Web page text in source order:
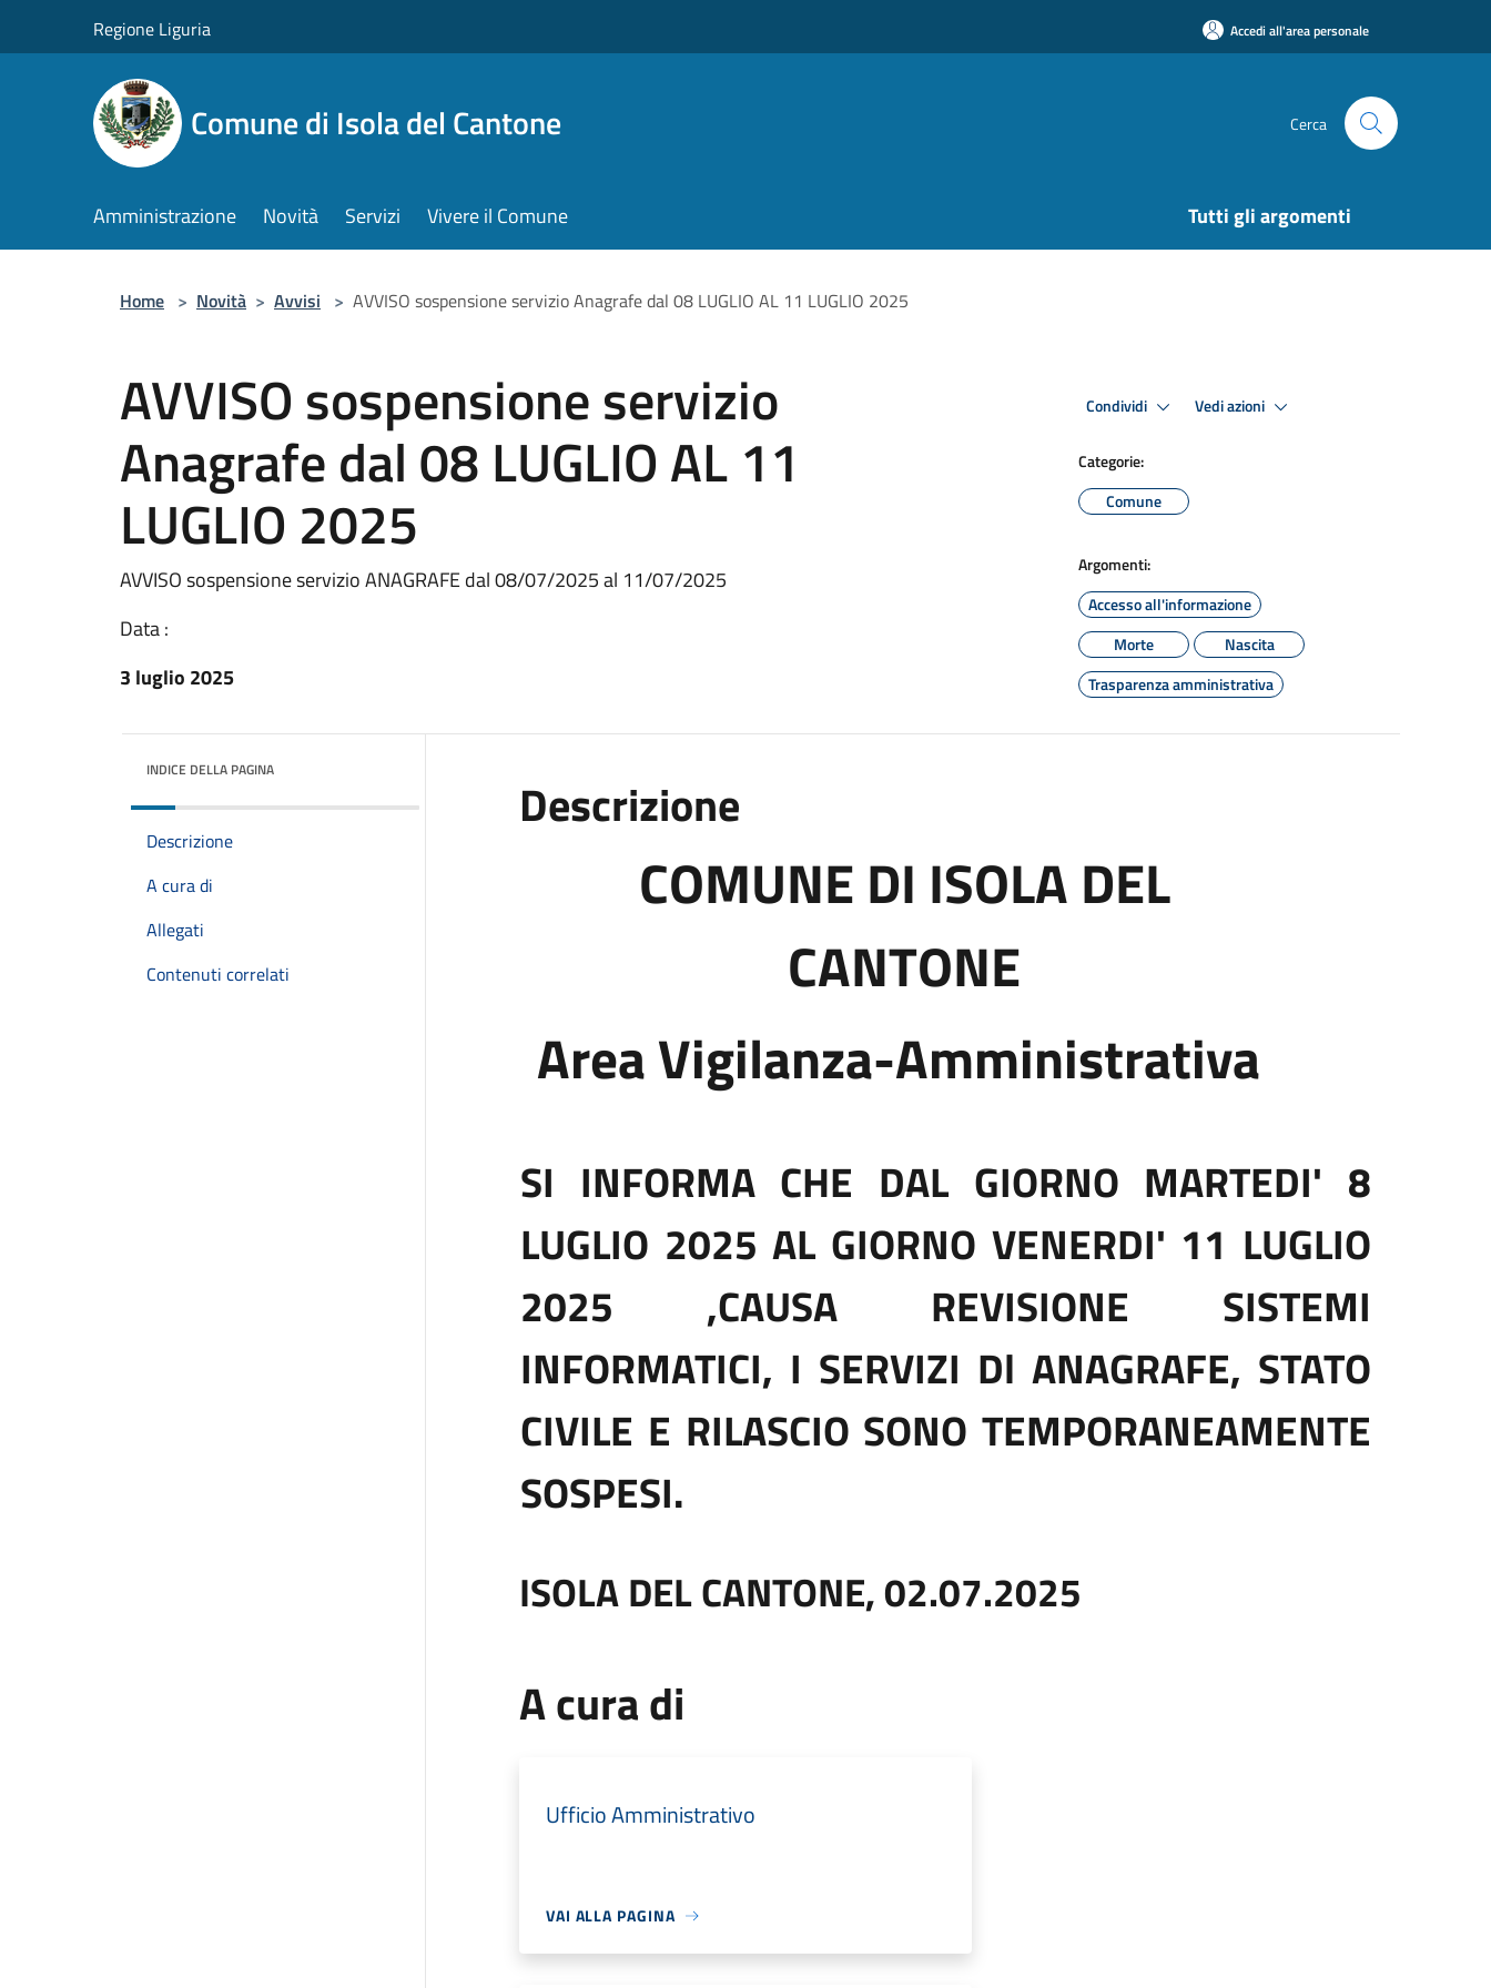
Regione Liguria Accedi all'area personale
Comune di Isola del Cantone Cerca
Amministrazione Novità Servizi Vivere il Comune Tutti gli argomenti
Home > Novità > Avvisi > AVVISO sospensione servizio Anagrafe dal 08 LUGLIO AL 11 LUGLIO 2025
AVVISO sospensione servizio
Anagrafe dal 08 LUGLIO AL 11
LUGLIO 2025
AVVISO sospensione servizio ANAGRAFE dal 08/07/2025 al 11/07/2025
Data :
3 luglio 2025
Condividi Vedi azioni
Categorie:
Comune
Argomenti:
Accesso all'informazione
Morte
Nascita
Trasparenza amministrativa
INDICE DELLA PAGINA
Descrizione
A cura di
Allegati
Contenuti correlati
Descrizione
COMUNE DI ISOLA DEL
CANTONE
Area Vigilanza-Amministrativa
SI INFORMA CHE DAL GIORNO MARTEDI' 8
LUGLIO 2025 AL GIORNO VENERDI' 11 LUGLIO
2025 ,CAUSA REVISIONE SISTEMI
INFORMATICI, I SERVIZI Dl ANAGRAFE, STATO
CIVILE E RILASCIO SONO TEMPORANEAMENTE
SOSPESI.
ISOLA DEL CANTONE, 02.07.2025
A cura di
Ufficio Amministrativo
VAI ALLA PAGINA